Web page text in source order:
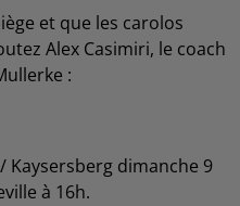
et que les carolos
Alex Casimiri, le coach
:
Kaysersberg dimanche 9
à 16h.